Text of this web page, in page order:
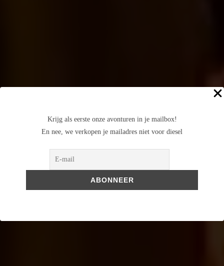
Krijg als eerste onze avonturen in je mailbox!
En nee, we verkopen je mailadres niet voor diesel